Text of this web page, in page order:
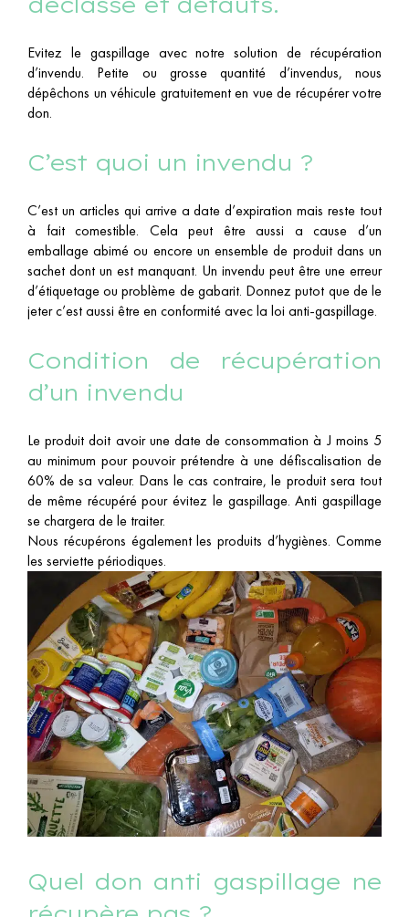
Evitez le gaspillage avec notre solution de récupération
d’invendu. Petite ou grosse quantité d’invendus, nous
dépêchons un véhicule gratuitement en vue de récupérer votre
don.
C’est quoi un invendu ?
C’est un articles qui arrive a date d’expiration mais reste tout
à fait comestible. Cela peut être aussi a cause d’un
emballage abimé ou encore un ensemble de produit dans un
sachet dont un est manquant. Un invendu peut être une erreur
d’étiquetage ou problème de gabarit. Donnez putot que de le
jeter c’est aussi être en conformité avec la loi anti-gaspillage.
Condition de récupération
d’un invendu
Le produit doit avoir une date de consommation à J moins 5
au minimum pour pouvoir prétendre à une défiscalisation de
60% de sa valeur. Dans le cas contraire, le produit sera tout
de même récupéré pour évitez le gaspillage. Anti gaspillage
se chargera de le traiter.
Nous récupérons également les produits d’hygiènes. Comme
les serviette périodiques.
Quel don anti gaspillage ne